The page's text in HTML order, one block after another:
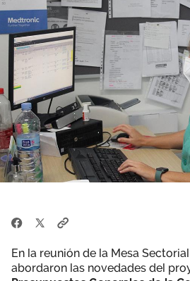
Vídeos
En la reunión de la Mesa
abordaron las novedades del